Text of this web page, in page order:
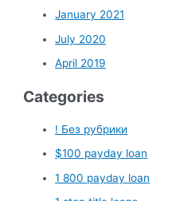
January 2021
July 2020
April 2019
Categories
! Без рубрики
$100 payday loan
1 800 payday loan